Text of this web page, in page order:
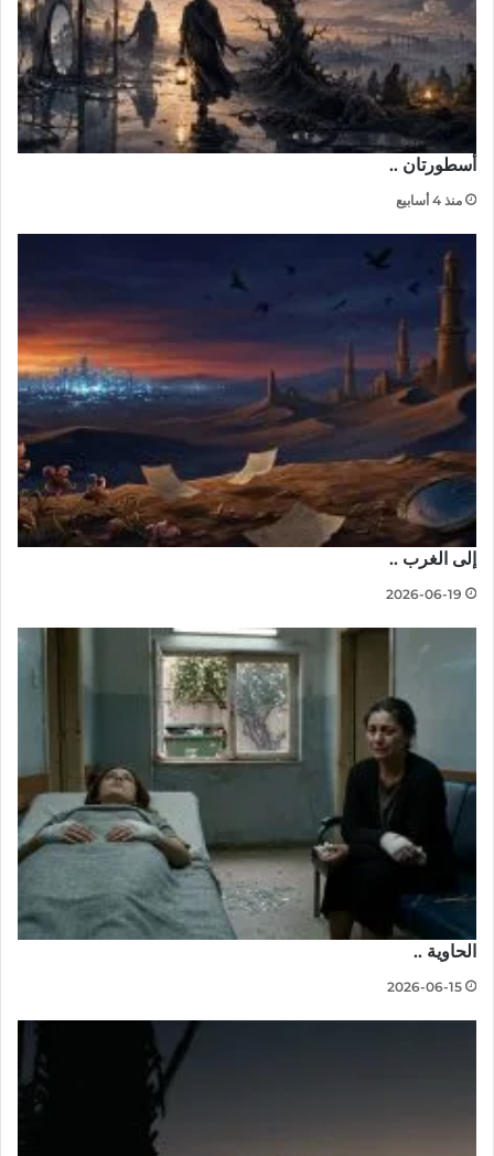
أسطورتان ..
منذ 4 أسابيع
إلى الغرب ..
2026-06-19
الحاوية ..
2026-06-15